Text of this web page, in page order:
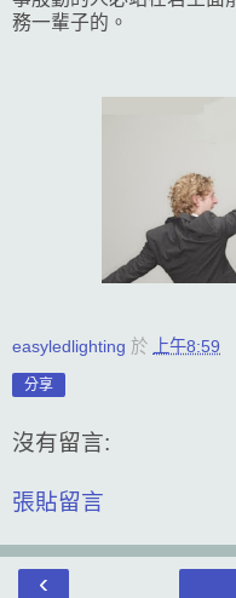
務一輩子的。
easyledlighting 於 上午8:59
分享
沒有留言:
張貼留言
‹